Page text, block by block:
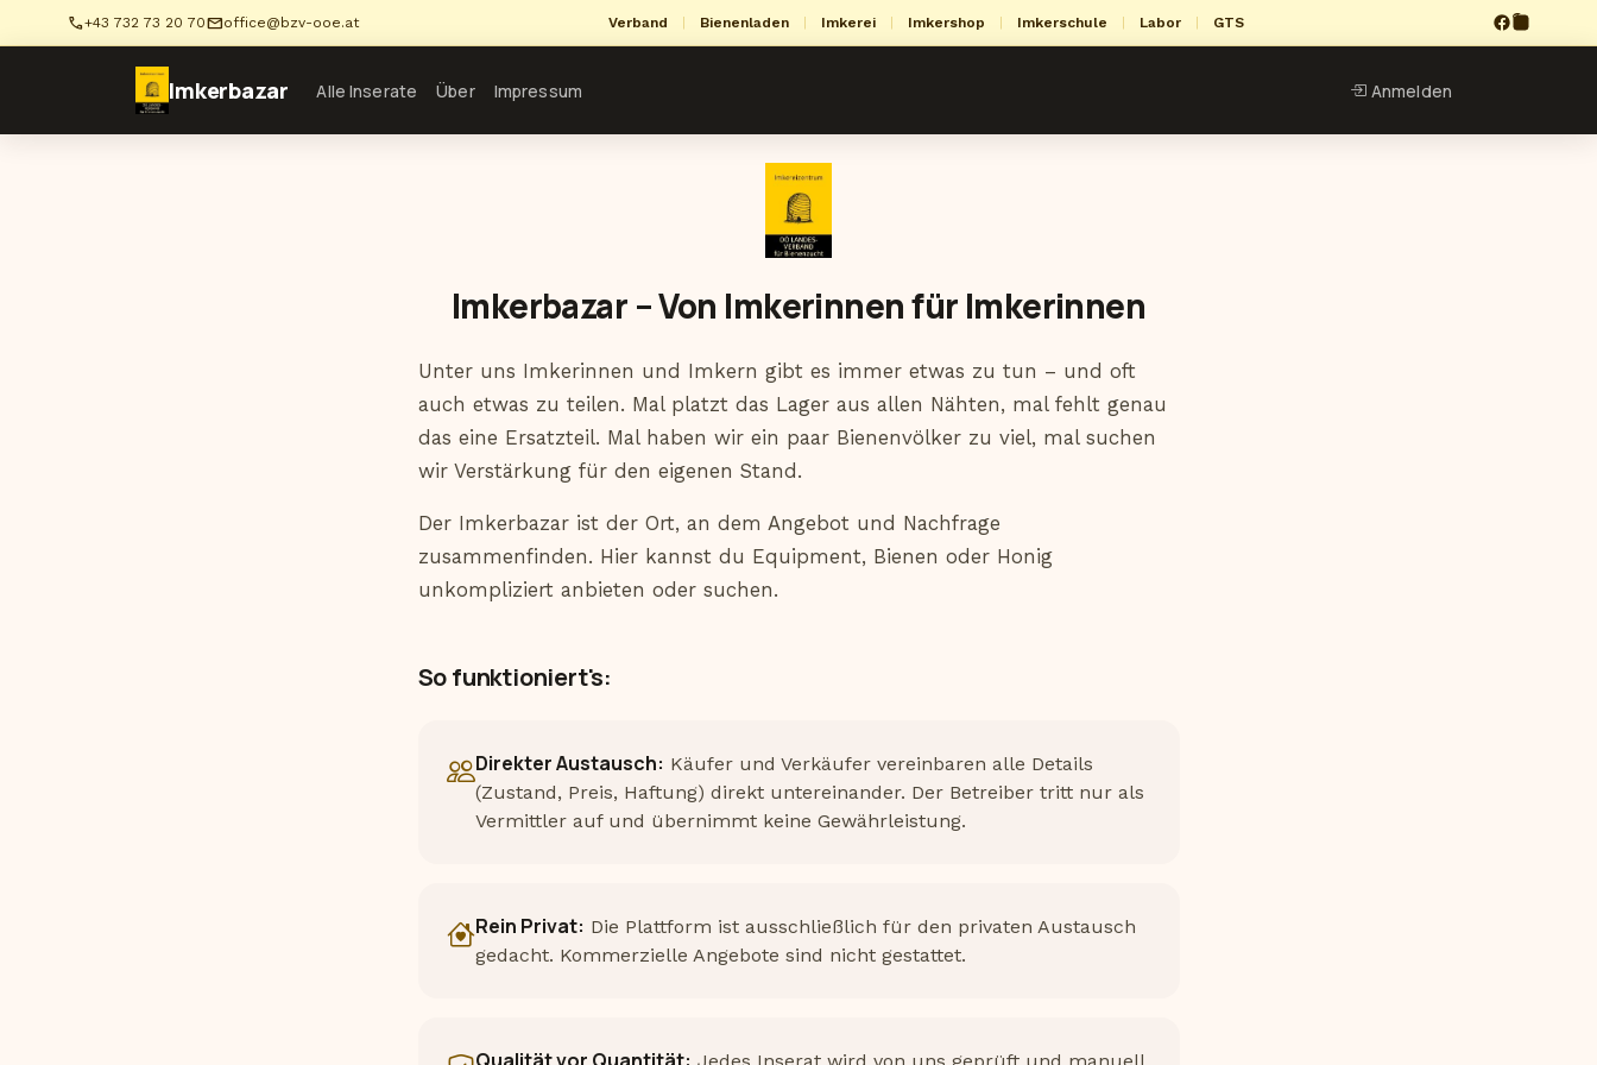
phone+43 732 73 20 70mailoffice@bzv-ooe.at Verband Bienenladen Imkerei Imkershop Imkerschule Labor GTS
Imkerbazar Alle Inserate Über Impressum Anmelden
Imkerbazar – Von Imkerinnen für Imkerinnen
Unter uns Imkerinnen und Imkern gibt es immer etwas zu tun – und oft
auch etwas zu teilen. Mal platzt das Lager aus allen Nähten, mal fehlt genau
das eine Ersatzteil. Mal haben wir ein paar Bienenvölker zu viel, mal suchen
wir Verstärkung für den eigenen Stand.
Der Imkerbazar ist der Ort, an dem Angebot und Nachfrage
zusammenfinden. Hier kannst du Equipment, Bienen oder Honig
unkompliziert anbieten oder suchen.
So funktioniert's:
Direkter Austausch: Käufer und Verkäufer vereinbaren alle Details
(Zustand, Preis, Haftung) direkt untereinander. Der Betreiber tritt nur als
Vermittler auf und übernimmt keine Gewährleistung.
Rein Privat: Die Plattform ist ausschließlich für den privaten Austausch
gedacht. Kommerzielle Angebote sind nicht gestattet.